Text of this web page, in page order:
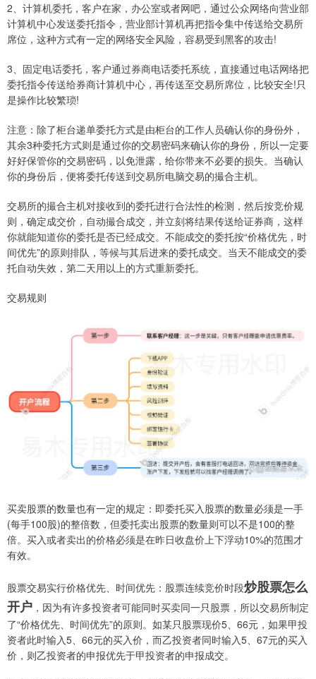
2、计算机委托，客户在家，办公室或者网吧，通过公众网络向营业部
计算机中心发送委托指令，营业部计算机再把指令集中传送给交易所
席位，这种方式有一定的网络安全风险，容易受到黑客的攻击!
3、固定电话委托，客户通过券商电话委托系统，直接通过电话网络把
委托指令传送给券商计算机中心，再传送至交易所席位，比较安全!只
是操作比较繁琐!
注意：除了柜台递单委托方式是由柜台的工作人员确认你的身份外，
其余3种委托方式则是通过你的交易密码来确认你的身份，所以一定要
好好保管你的交易密码，以免泄露，给你带来不必要的损失。当确认
你的身份后，便将委托传送到交易所电脑交易的撮合主机。
交易所的撮合主机对接收到的委托进行合法性的检测，然后按竞价规
则，确定成交价，自动撮合成交，并立刻将结果传送给证券商，这样
你就能知道你的委托是否已经成交。不能成交的委托按“价格优先，时
间优先”的原则排队，等候与其后进来的委托成交。当天不能成交的委
托自动失效，第二天用以上的方式重新委托。
交易规则
买卖股票的数量也有一定的规定：即委托买入股票的数量必须是一手
(每手100股)的整倍数，但委托卖出股票的数量则可以不是100的整
倍。买入或者卖出的价格必须是在昨日收盘价上下浮动10%的范围才
有效。
股票交易实行价格优先、时间优先：股票连续竞价时段炒股票怎么
开户 ，因为有许多投资者可能同时买卖同一只股票，所以交易所制定
了“价格优先、时间优先”的原则。如某只股票现价5、66元，如果甲投
资者此时输入5、66元的买入价，而乙投资者同时输入5、67元的买入
价，则乙投资者的申报优先于甲投资者的申报成交。